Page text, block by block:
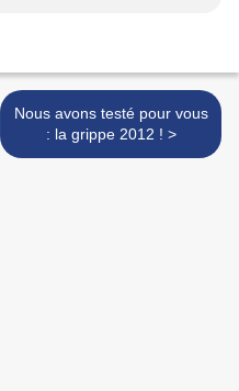
Nous avons testé pour vous
: la grippe 2012 ! >